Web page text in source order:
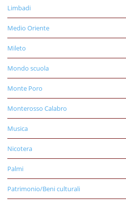
Limbadi
Medio Oriente
Mileto
Mondo scuola
Monte Poro
Monterosso Calabro
Musica
Nicotera
Palmi
Patrimonio/Beni culturali